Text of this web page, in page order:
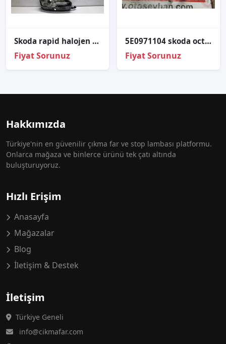
Skoda rapi̇d halojen ledli̇ sağ far sıfır i̇thal 5jb941016b
Fiyat Sorunuz
5E0971104 skoda octavia 2016 arka tampon park sensörü tesisa
Fiyat Sorunuz
Hakkımızda
Türkiye'nin en güvenilir çıkma far ve stop lambası platformu.
Onlarca mağaza ve binlerce ürünü tek çatı altında
buluşturuyoruz.
Hızlı Erişim
Anasayfa
Mağazalar
Blog
İletişim & Destek
İletişim
Türkiye Geneli
info@cikmafar.com